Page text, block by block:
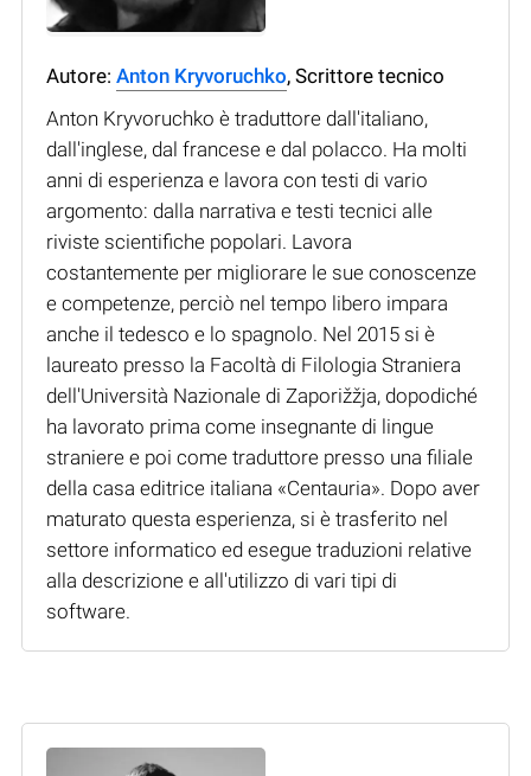
Autore: Anton Kryvoruchko, Scrittore tecnico
Anton Kryvoruchko è traduttore dall'italiano,
dall'inglese, dal francese e dal polacco. Ha molti
anni di esperienza e lavora con testi di vario
argomento: dalla narrativa e testi tecnici alle
riviste scientifiche popolari. Lavora
costantemente per migliorare le sue conoscenze
e competenze, perciò nel tempo libero impara
anche il tedesco e lo spagnolo. Nel 2015 si è
laureato presso la Facoltà di Filologia Straniera
dell'Università Nazionale di Zaporižžja, dopodiché
ha lavorato prima come insegnante di lingue
straniere e poi come traduttore presso una filiale
della casa editrice italiana «Centauria». Dopo aver
maturato questa esperienza, si è trasferito nel
settore informatico ed esegue traduzioni relative
alla descrizione e all'utilizzo di vari tipi di
software.